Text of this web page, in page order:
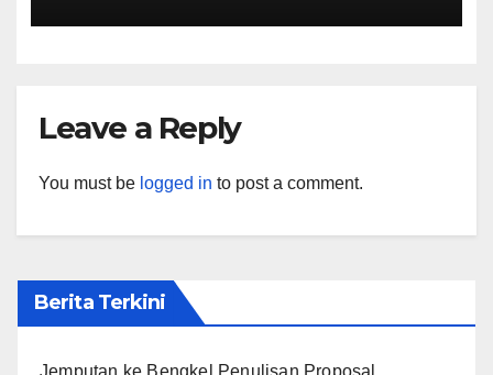
Leave a Reply
You must be logged in to post a comment.
Berita Terkini
Jemputan ke Bengkel Penulisan Proposal